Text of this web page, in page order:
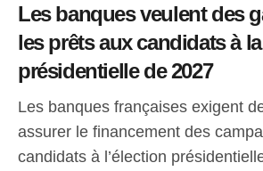
Les banques veulent des
les prêts aux candidats à la
présidentielle de 2027
Les banques françaises exigent
assurer le financement des
candidats à l’élection